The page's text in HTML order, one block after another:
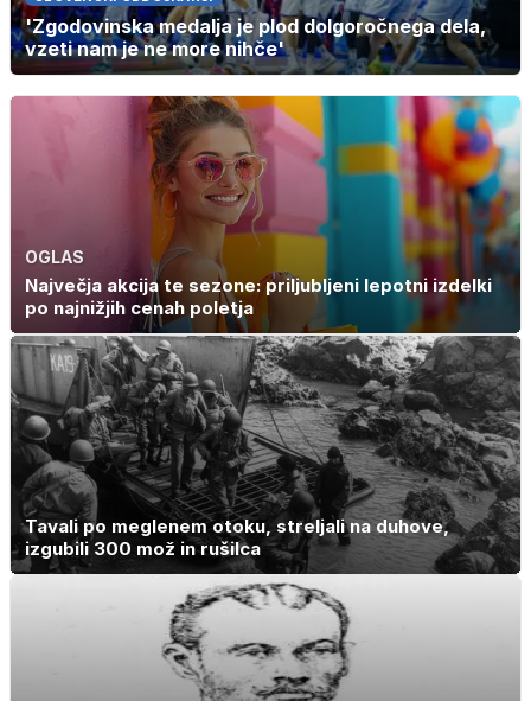
'Zgodovinska medalja je plod dolgoročnega dela,
vzeti nam je ne more nihče'
OGLAS
Največja akcija te sezone: priljubljeni lepotni izdelki
po najnižjih cenah poletja
Tavali po meglenem otoku, streljali na duhove,
izgubili 300 mož in rušilca